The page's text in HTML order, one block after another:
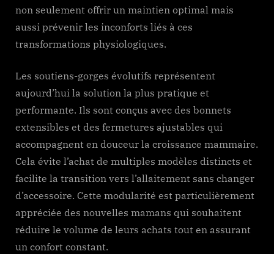
non seulement offrir un maintien optimal mais
aussi prévenir les inconforts liés à ces
transformations physiologiques.
Les soutiens-gorges évolutifs représentent
aujourd’hui la solution la plus pratique et
performante. Ils sont conçus avec des bonnets
extensibles et des fermetures ajustables qui
accompagnent en douceur la croissance mammaire.
Cela évite l’achat de multiples modèles distincts et
facilite la transition vers l’allaitement sans changer
d’accessoire. Cette modularité est particulièrement
appréciée des nouvelles mamans qui souhaitent
réduire le volume de leurs achats tout en assurant
un confort constant.